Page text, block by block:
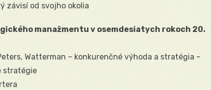
závisí od svojho okolia
manažmentu v osemdesiatych rokoch 20.
Watterman – konkurenčné výhoda a stratégia –
stratégie